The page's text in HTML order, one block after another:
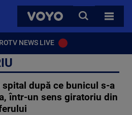
VOYO
CAUTA
TOATE
NEWS LIVE
după ce bunicul s-a
într-un sens giratoriu din